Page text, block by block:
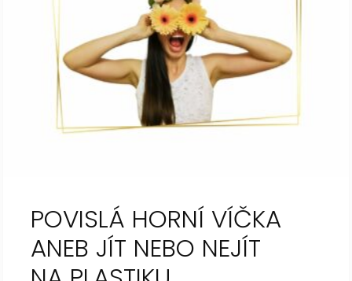
POVISLÁ HORNÍ VÍČKA
ANEB JÍT NEBO NEJÍT